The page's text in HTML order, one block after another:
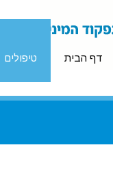
דף הבית טיפולים